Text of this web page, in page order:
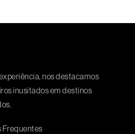
nos destacamos
inusitados em destinos
Frequentes